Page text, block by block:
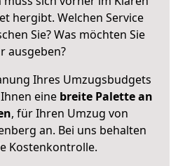
hergibt. Welchen Service
Sie? Was möchten Sie
ausgeben?
Ihres Umzugsbudgets
eine breite Palette an
, für Ihren Umzug von
an. Bei uns behalten
Kostenkontrolle.